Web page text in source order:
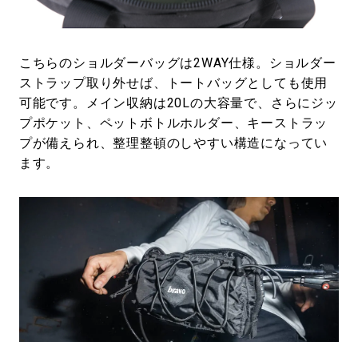
こちらのショルダーバッグは2WAY仕様。ショルダー
ストラップ取り外せば、トートバッグとしても使用
可能です。メイン収納は20Lの大容量で、さらにジッ
プポケット、ペットボトルホルダー、キーストラッ
プが備えられ、整理整頓のしやすい構造になってい
ます。